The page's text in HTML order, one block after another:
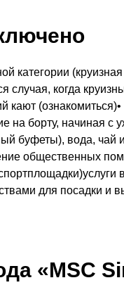
категории
случая, когда
кают
на борту, начиная
буфеты), вода, чай
общественных
для посадки и
«MSC